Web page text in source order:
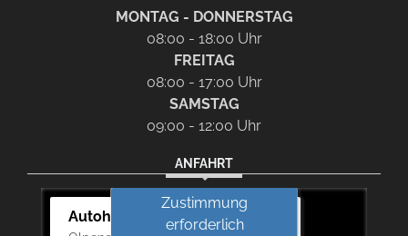
MONTAG - DONNERSTAG
08:00 - 18:00 Uhr
FREITAG
08:00 - 17:00 Uhr
SAMSTAG
09:00 - 12:00 Uhr
ANFAHRT
Autohaus Bernd Lurz KG
Zustimmung
erforderlich